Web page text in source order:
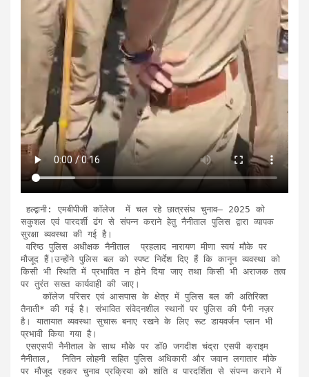
सकुशल एवं पारदर्शी ढंग से संपन्न कराने हेतु नैनीताल पुलिस द्वारा व्यापक
सुरक्षा व्यवस्था की गई है।
मौजूद हैं।उन्होंने पुलिस बल को स्पष्ट निर्देश दिए हैं कि कानून व्यवस्था को
किसी भी स्थिति में प्रभावित न होने दिया जाए तथा किसी भी अराजक तत्व
पर तुरंत सख्त कार्यवाही की जाए।
तैनाती* की गई है। संभावित संवेदनशील स्थानों पर पुलिस की पैनी नज़र
है। यातायात व्यवस्था सुचारू बनाए रखने के लिए रूट डायवर्जन प्लान भी
प्रभावी किया गया है।
नैनीताल,  नितिन लोहनी सहित पुलिस अधिकारी और जवान लगातार मौके
पर मौजूद रहकर चुनाव प्रक्रिया को शांति व पारदर्शिता से संपन्न कराने में